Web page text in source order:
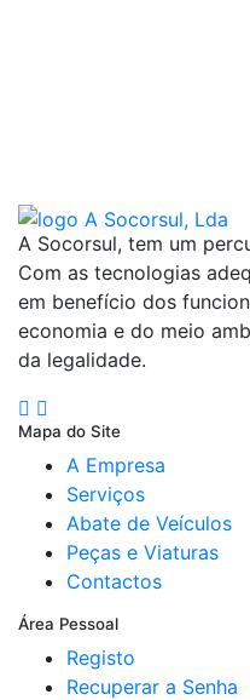
A Socorsul, tem um
Com as tecnologias
em benefício dos
economia e do meio
da legalidade.
Mapa do Site
A Empresa
Serviços
Abate de Veículos
Peças e Viaturas
Contactos
Área Pessoal
Registo
Recuperar a Senha